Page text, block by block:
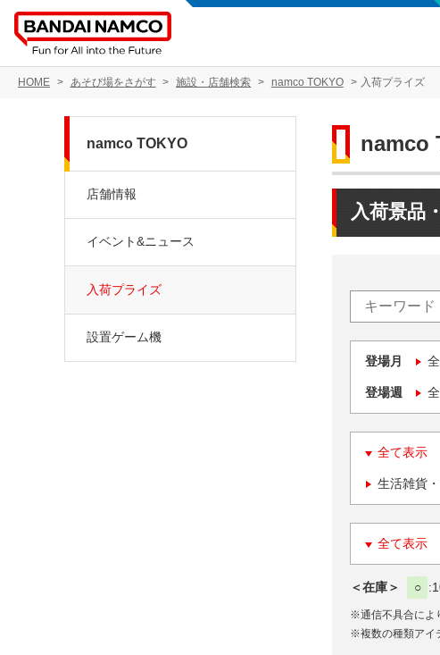
HOME あそび場をさがす 施設・店舗検索 namco TOKYO 入荷プライズ
namco
入荷景品
登場月
登場週
全て表示
生活雑貨
全て表示
＜在庫＞ ○
※通信不具合によ
※複数の種類アイ
namco TOKYO
店舗情報
イベント&ニュース
入荷プライズ
設置ゲーム機